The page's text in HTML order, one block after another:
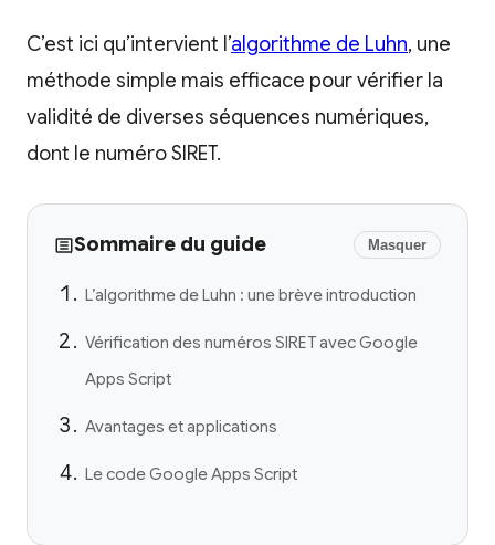
C’est ici qu’intervient l’algorithme de Luhn, une
méthode simple mais efficace pour vérifier la
validité de diverses séquences numériques,
dont le numéro SIRET.
Sommaire du guide Masquer
L’algorithme de Luhn : une brève introduction
Vérification des numéros SIRET avec Google
Apps Script
Avantages et applications
Le code Google Apps Script